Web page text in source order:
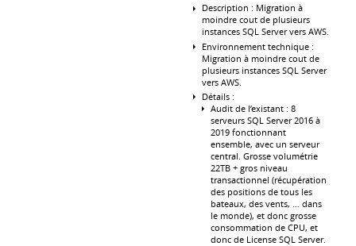
Description : Migration à
moindre cout de plusieurs
instances SQL Server vers AWS.
Environnement technique :
Migration à moindre cout de
plusieurs instances SQL Server
vers AWS.
Détails :
Audit de l’existant : 8
serveurs SQL Server 2016 à
2019 fonctionnant
ensemble, avec un serveur
central. Grosse volumétrie
22TB + gros niveau
transactionnel (récupération
des positions de tous les
bateaux, des vents, … dans
le monde), et donc grosse
consommation de CPU, et
donc de License SQL Server.